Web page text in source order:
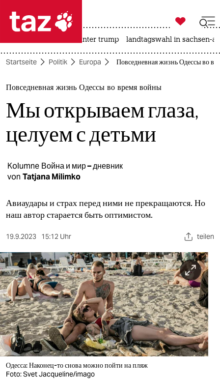
 taz zahl ich
taz zahl ich
themen
politik
öko
kultur
sport
berlin
nord
wahrheit
verlag
verlag
veranstaltungen
shop
fragen & hilfe

taz zahl ich
usa unter trump landtagswahl in sachsen-
Startseite Politik Europa Повседневная жизнь Одессы во
Повседневная жизнь Одессы во время войны
Мы открываем глаза,
целуем с детьми
Kolumne Война и мир – дневник
von Tatjana Milimko
Авиаудары и страх перед ними не прекращаются. Но
наш автор старается быть оптимистом.
19.9.2023 15:12 Uhr teilen
Одесса: Наконец-то снова можно пойти на пляж
Foto: Svet Jacqueline/imago